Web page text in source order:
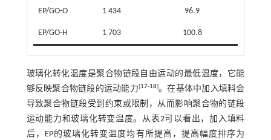
EP/GO-O 1 434 96.9
EP/GO-H 1 703 100.8
玻璃化转化温度是聚合物链段自由运动的最低温度，它能
够反映聚合物链段的运动能力[17-18]。在基体中加入填料会
导致聚合物链段受到约束或限制，从而影响聚合物的链段
运动能力和玻璃化转变温度。从表2可以看出，加入填料
后，EP的玻璃化转变温度均有所提高，提高幅度排序为